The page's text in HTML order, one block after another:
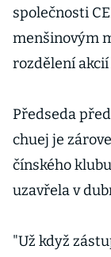
společnosti
menšinovým
rozdělení
Předseda
chuej je
čínského
uzavřela v
"Už když